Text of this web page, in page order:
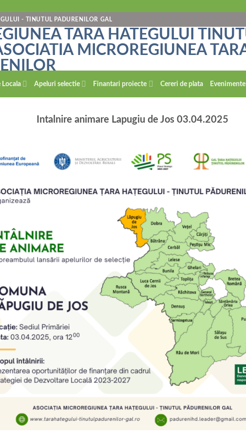
- TINUTUL PADURENILOR GAL
Locala Apeluri selectie Finantari proiecte Cereri de plata Evenimente
Intalnire animare Lapugiu de Jos 03.04.2025